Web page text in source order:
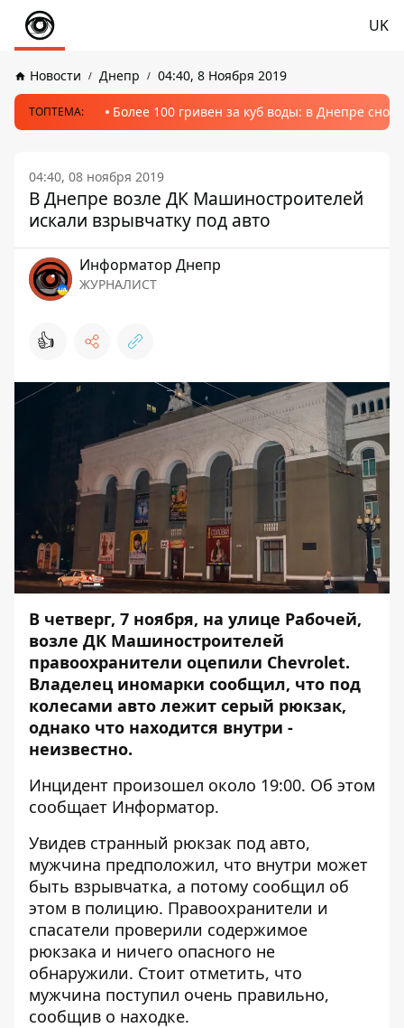
UK
Новости Днепр 04:40, 8 Ноября 2019
ТОПТЕМА: Более 100 гривен за куб воды: в Днепре
04:40, 08 ноября 2019
В Днепре возле ДК Машиностроителей
искали взрывчатку под авто
Информатор Днепр
ЖУРНАЛИСТ
👍
В четверг, 7 ноября, на улице Рабочей,
возле ДК Машиностроителей
правоохранители оцепили Chevrolet.
Владелец иномарки сообщил, что под
колесами авто лежит серый рюкзак,
однако что находится внутри -
неизвестно.
Инцидент произошел около 19:00. Об этом
сообщает Информатор.
Увидев странный рюкзак под авто,
мужчина предположил, что внутри может
быть взрывчатка, а потому сообщил об
этом в полицию. Правоохранители и
спасатели проверили содержимое
рюкзака и ничего опасного не
обнаружили. Стоит отметить, что
мужчина поступил очень правильно,
сообщив о находке.